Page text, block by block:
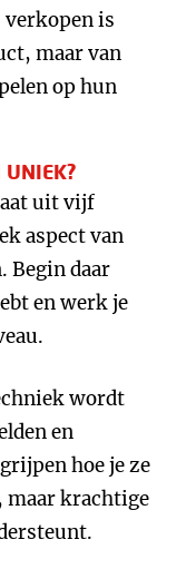
verkopen is
maar van
op hun
UNIEK?
uit vijf
aspect van
Begin daar
en werk je
wordt
en
hoe je ze
maar krachtige